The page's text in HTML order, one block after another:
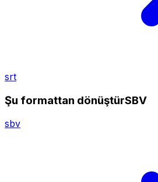
srt
Şu formattan dönüştürSBV
sbv